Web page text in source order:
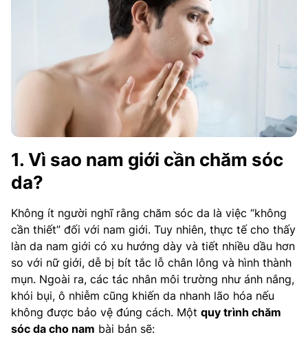
1. Vì sao nam giới cần chăm sóc
da?
Không ít người nghĩ rằng chăm sóc da là việc “không
cần thiết” đối với nam giới. Tuy nhiên, thực tế cho thấy
làn da nam giới có xu hướng dày và tiết nhiều dầu hơn
so với nữ giới, dễ bị bít tắc lỗ chân lông và hình thành
mụn. Ngoài ra, các tác nhân môi trường như ánh nắng,
khói bụi, ô nhiễm cũng khiến da nhanh lão hóa nếu
không được bảo vệ đúng cách. Một quy trình chăm
sóc da cho nam bài bản sẽ: